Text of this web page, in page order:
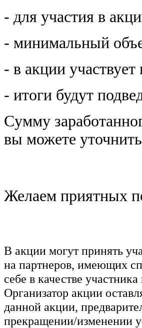
- для участия в
- минимальный
- в акции
- итоги будут
Cумму
вы можете
Желаем приятных
В акции могут принять
на партнеров, имеющих
себе в качестве
Организатор акции
данной акции,
прекращении/изменении